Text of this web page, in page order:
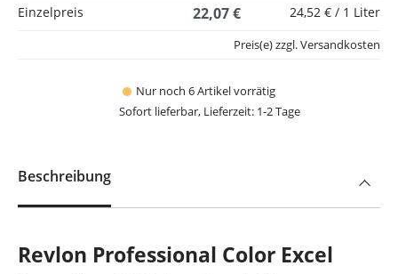
Einzelpreis
22,07 € 24,52 € / 1 Liter
Nur noch 6 Artikel vorrätig
Sofort lieferbar, Lieferzeit: 1-2 Tage
Preis(e) zzgl. Versandkosten
Beschreibung
Revlon Professional Color Excel